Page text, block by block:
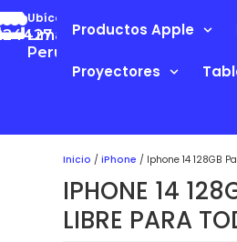
Ubícanos
Lima-
Perú
Productos Apple
Proyectores
Inicio / iPhone / Iphone 14 128GB
IPHONE 14
LIBRE PARA